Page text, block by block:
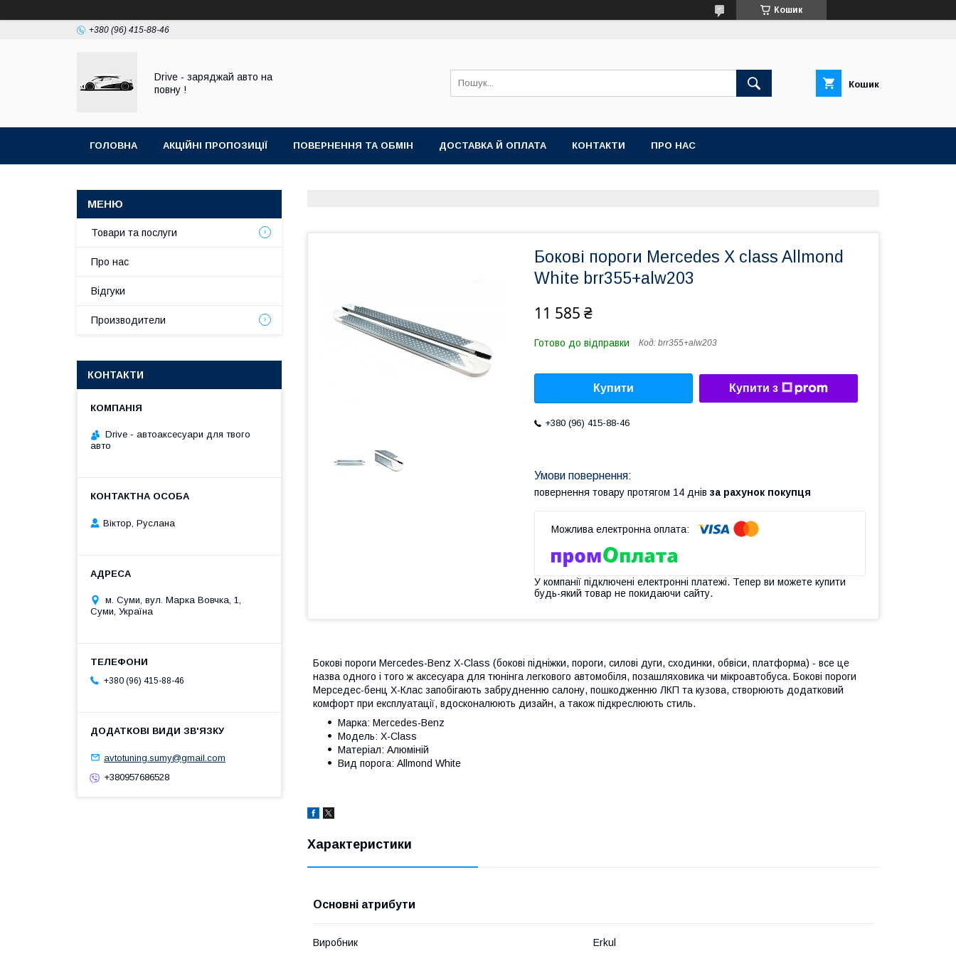
Кошик
+380 (96) 415-88-46
Drive - заряджай авто на
повну !
Кошик
ГОЛОВНА АКЦІЙНІ ПРОПОЗИЦІЇ ПОВЕРНЕННЯ ТА ОБМІН ДОСТАВКА Й ОПЛАТА КОНТАКТИ ПРО НАС
Бокові пороги Mercedes X class Allmond
White brr355+alw203
11 585 ₴
Готово до відправки Код: brr355+alw203
Купити Купити з
+380 (96) 415-88-46
повернення товару протягом 14 днів за рахунок покупця
У компанії підключені електронні платежі. Тепер ви можете купити
будь-який товар не покидаючи сайту.
Бокові пороги Mercedes-Benz X-Class (бокові підніжки, пороги, силові дуги, сходинки, обвіси, платформа) - все це
назва одного і того ж аксесуара для тюнінга легкового автомобіля, позашляховика чи мікроавтобуса. Бокові пороги
Мерседес-бенц Х-Клас запобігають забрудненню салону, пошкодженню ЛКП та кузова, створюють додатковий
комфорт при експлуатації, вдосконалюють дизайн, а також підкреслюють стиль.
Марка: Mercedes-Benz
Модель: X-Class
Матеріал: Алюміній
Вид порога: Allmond White
Характеристики
Основні атрибути
Виробник Erkul
Товари та послуги
Про нас
Відгуки
Производители
КОНТАКТИ
Drive - автоаксесуари для твого
авто
Віктор, Руслана
м. Суми, вул. Марка Вовчка, 1,
Суми, Україна
+380 (96) 415-88-46
avtotuning.sumy@gmail.com
+380957686528